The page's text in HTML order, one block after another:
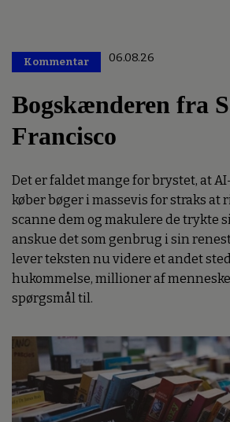
Kommentar 06.08.26
Bogskænderen fra
Francisco
Det er faldet mange for brystet, at
køber bøger i massevis for straks at
scanne dem og makulere de trykte
anskue det som genbrug i sin
lever teksten nu videre et andet
hukommelse, millioner af
spørgsmål til.